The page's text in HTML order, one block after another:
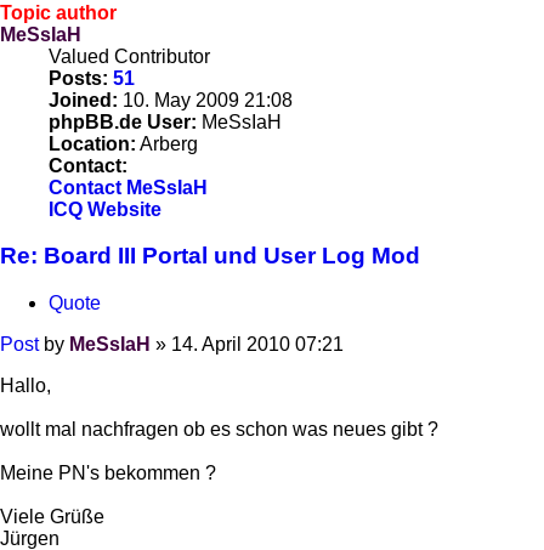
Topic author
MeSsIaH
Valued Contributor
Posts: 51
Joined: 10. May 2009 21:08
phpBB.de User: MeSsIaH
Location: Arberg
Contact:
Contact MeSsIaH
ICQ Website
Re: Board III Portal und User Log Mod
Quote
Post by MeSsIaH » 14. April 2010 07:21
Hallo,
wollt mal nachfragen ob es schon was neues gibt ?
Meine PN's bekommen ?
Viele Grüße
Jürgen